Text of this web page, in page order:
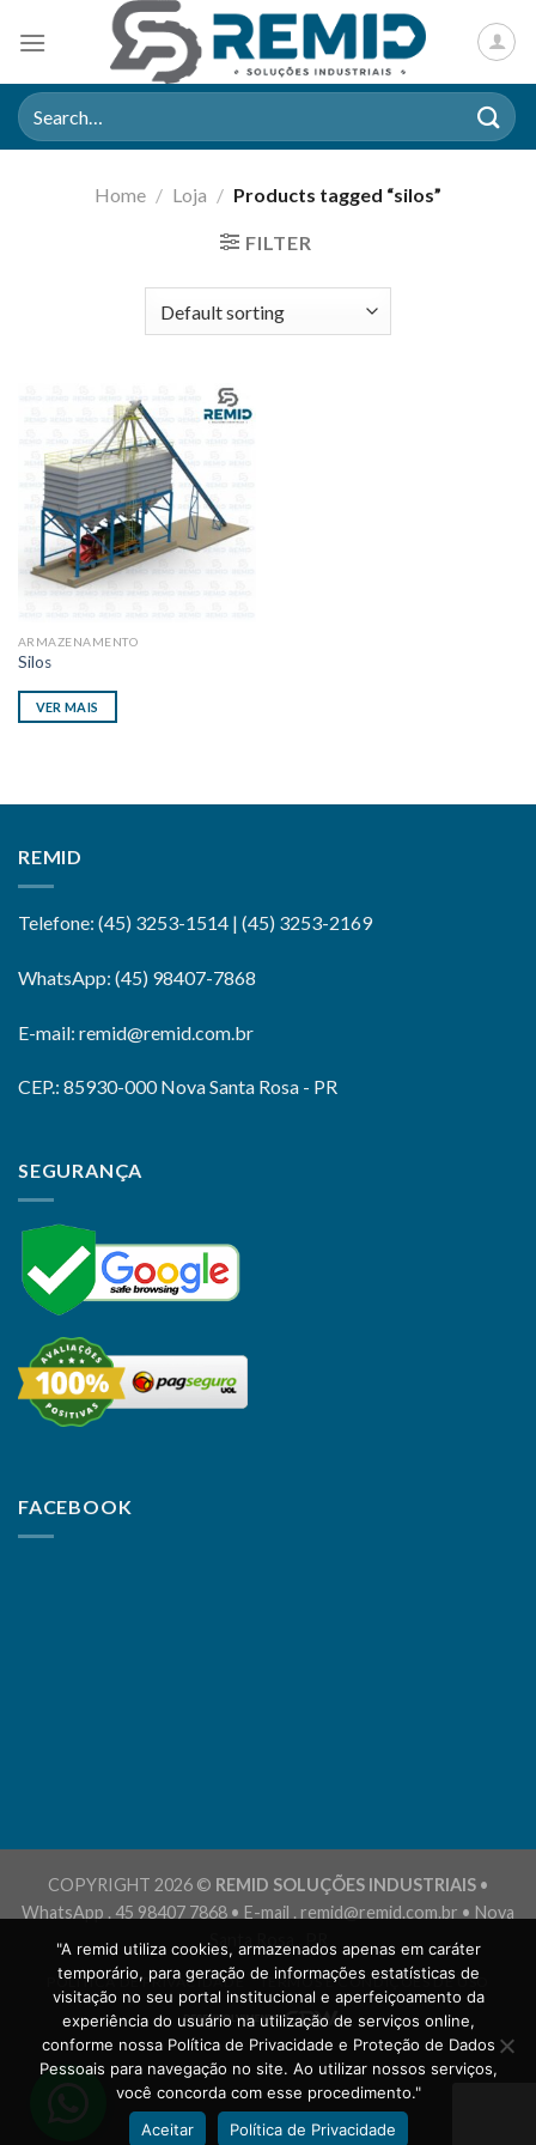
Search
for:
Home / Loja / Products tagged “silos”
FILTER
ARMAZENAMENTO
Silos
VER MAIS
REMID
Telefone: (45) 3253-1514 | (45) 3253-2169
WhatsApp: (45) 98407-7868
E-mail: remid@remid.com.br
CEP.: 85930-000 Nova Santa Rosa - PR
SEGURANÇA
FACEBOOK
COPYRIGHT 2026 © REMID SOLUÇÕES INDUSTRIAIS•
WhatsApp . 45 98407 7868 • E-mail . remid@remid.com.br • Nova
Santa Rosa . PR
POLÍTICA DE PRIVACIDADE TERMOS E CONDIÇÕES DE USO
"A remid utiliza cookies, armazenados apenas em caráter
temporário, para geração de informações estatísticas de
visitação no seu portal institucional e aperfeiçoamento da
experiência do usuário na utilização de serviços online,
conforme nossa Política de Privacidade e Proteção de Dados
Pessoais para navegação no site. Ao utilizar nossos serviços,
você concorda com esse procedimento."
Aceitar
Política de Privacidade